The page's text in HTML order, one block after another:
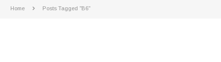
Home Posts Tagged "B6"